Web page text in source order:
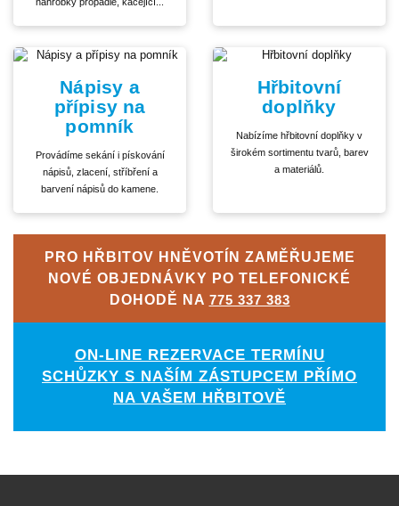
Nápisy a
přípisy na
pomník
Provádíme sekání i pískování
nápisů, zlacení, stříbření a
barvení nápisů do kamene.
Hřbitovní
doplňky
Nabízíme hřbitovní doplňky v
širokém sortimentu tvarů, barev
a materiálů.
PRO HŘBITOV HNĚVOTÍN ZAMĚŘUJEME
NOVÉ OBJEDNÁVKY PO TELEFONICKÉ
DOHODĚ NA 775 337 383
ON-LINE REZERVACE TERMÍNU
SCHŮZKY S NAŠÍM ZÁSTUPCEM PŘÍMO
NA VAŠEM HŘBITOVĚ